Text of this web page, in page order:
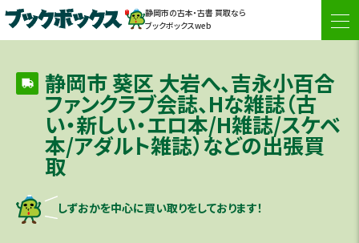
静岡市の古本・古書 買取なら
ブックボックスweb
静岡市 葵区 大岩へ、吉永小百合
ファンクラブ会誌、Hな雑誌（古
い・新しい・エロ本/H雑誌/スケベ
本/アダルト雑誌）などの出張買
取
しずおかを中心に買い取りをしております！